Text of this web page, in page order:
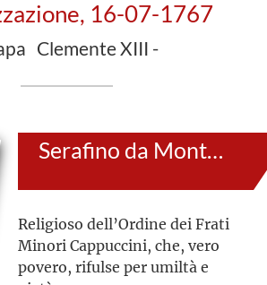
16-07-1767
Clemente XIII -
Serafino da Montegranaro
Religioso dell’Ordine dei Frati
Minori Cappuccini, che, vero
povero, rifulse per umiltà e